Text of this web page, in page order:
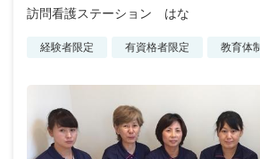
訪問看護ステーション はな
経験者限定 有資格者限定 教育体